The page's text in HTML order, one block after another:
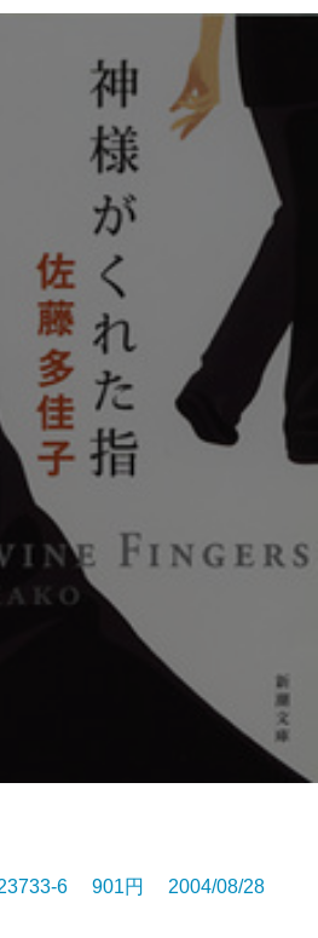
6 901円 2004/08/28